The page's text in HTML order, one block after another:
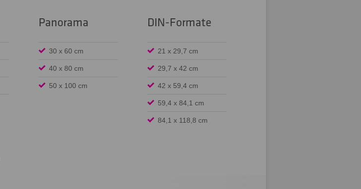
Panorama
30 x 60 cm
40 x 80 cm
50 x 100 cm
DIN-Formate
21 x 29,7 cm
29,7 x 42 cm
42 x 59,4 cm
59,4 x 84,1 cm
84,1 x 118,8 cm